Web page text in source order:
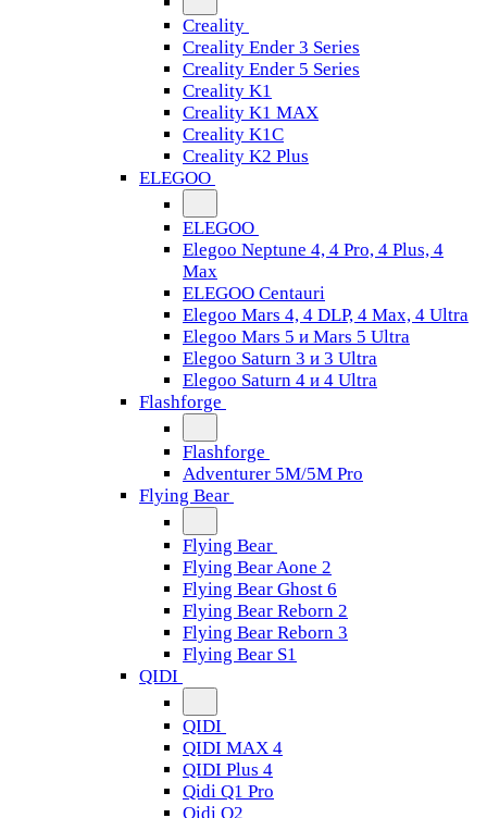
Creality
Creality Ender 3 Series
Creality Ender 5 Series
Creality K1
Creality K1 MAX
Creality K1C
Creality K2 Plus
ELEGOO
ELEGOO
Elegoo Neptune 4, 4 Pro, 4 Plus, 4
Max
ELEGOO Centauri
Elegoo Mars 4, 4 DLP, 4 Max, 4 Ultra
Elegoo Mars 5 и Mars 5 Ultra
Elegoo Saturn 3 и 3 Ultra
Elegoo Saturn 4 и 4 Ultra
Flashforge
Flashforge
Adventurer 5M/5M Pro
Flying Bear
Flying Bear
Flying Bear Aone 2
Flying Bear Ghost 6
Flying Bear Reborn 2
Flying Bear Reborn 3
Flying Bear S1
QIDI
QIDI
QIDI MAX 4
QIDI Plus 4
Qidi Q1 Pro
Qidi Q2